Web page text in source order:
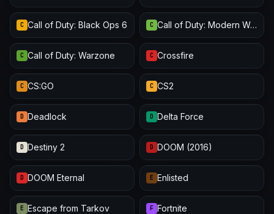
C Call of Duty: Black Ops 6 C Call of Duty: Modern Warfare III
C Call of Duty: Warzone C Crossfire
C CS:GO C CS2
D Deadlock D Delta Force
D Destiny 2 D DOOM (2016)
D DOOM Eternal E Enlisted
E Escape from Tarkov F Fortnite